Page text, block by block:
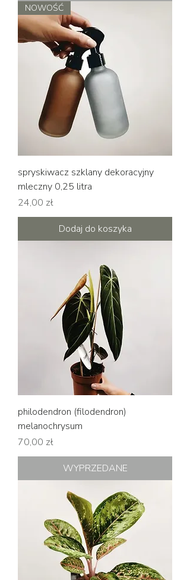
NOWOŚĆ
spryskiwacz szklany dekoracyjny
mleczny 0,25 litra
Cena
24,00 zł
Dodaj do koszyka
philodendron (filodendron)
melanochrysum
Cena
70,00 zł
WYPRZEDANE